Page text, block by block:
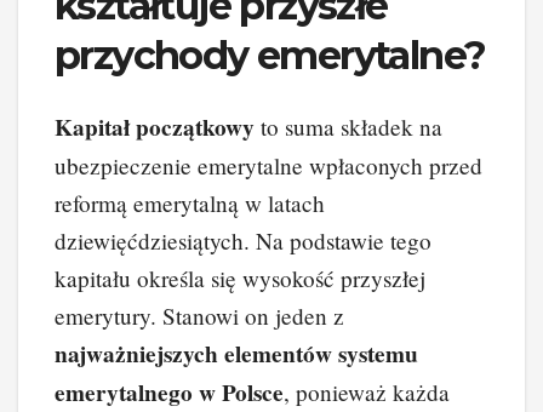
przychody emerytalne?
Kapitał początkowy to suma składek na
ubezpieczenie emerytalne wpłaconych przed
reformą emerytalną w latach
dziewięćdziesiątych. Na podstawie tego
kapitału określa się wysokość przyszłej
emerytury. Stanowi on jeden z
najważniejszych elementów systemu
emerytalnego w Polsce, ponieważ każda